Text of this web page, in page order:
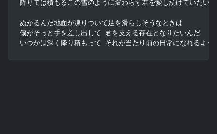
降りては積もるこの雪のように変わらず君を愛し続けていたい
ぬかるんだ地面が凍りついて足を滑らしそうなときは
僕がそっと手を差し出して 君を支える存在となりたいんだ
いつかは深く降り積もって それが当たり前の日常になれるよう